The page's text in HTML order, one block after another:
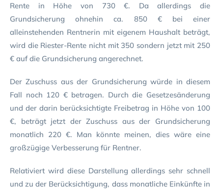
Rente in Höhe von 730 €. Da allerdings die
Grundsicherung ohnehin ca. 850 € bei einer
alleinstehenden Rentnerin mit eigenem Haushalt beträgt,
wird die Riester-Rente nicht mit 350 sondern jetzt mit 250
€ auf die Grundsicherung angerechnet.
Der Zuschuss aus der Grundsicherung würde in diesem
Fall noch 120 € betragen. Durch die Gesetzesänderung
und der darin berücksichtigte Freibetrag in Höhe von 100
€, beträgt jetzt der Zuschuss aus der Grundsicherung
monatlich 220 €. Man könnte meinen, dies wäre eine
großzügige Verbesserung für Rentner.
Relativiert wird diese Darstellung allerdings sehr schnell
und zu der Berücksichtigung, dass monatliche Einkünfte in